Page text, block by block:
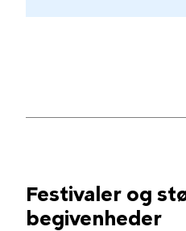
Festivaler og
begivenheder